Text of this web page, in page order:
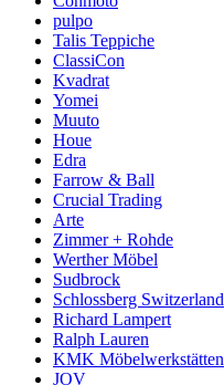
pulpo
Talis Teppiche
ClassiCon
Kvadrat
Yomei
Muuto
Houe
Edra
Farrow & Ball
Crucial Trading
Arte
Zimmer + Rohde
Werther Möbel
Sudbrock
Schlossberg Switzerland
Richard Lampert
Ralph Lauren
KMK Möbelwerkstätten
JOV